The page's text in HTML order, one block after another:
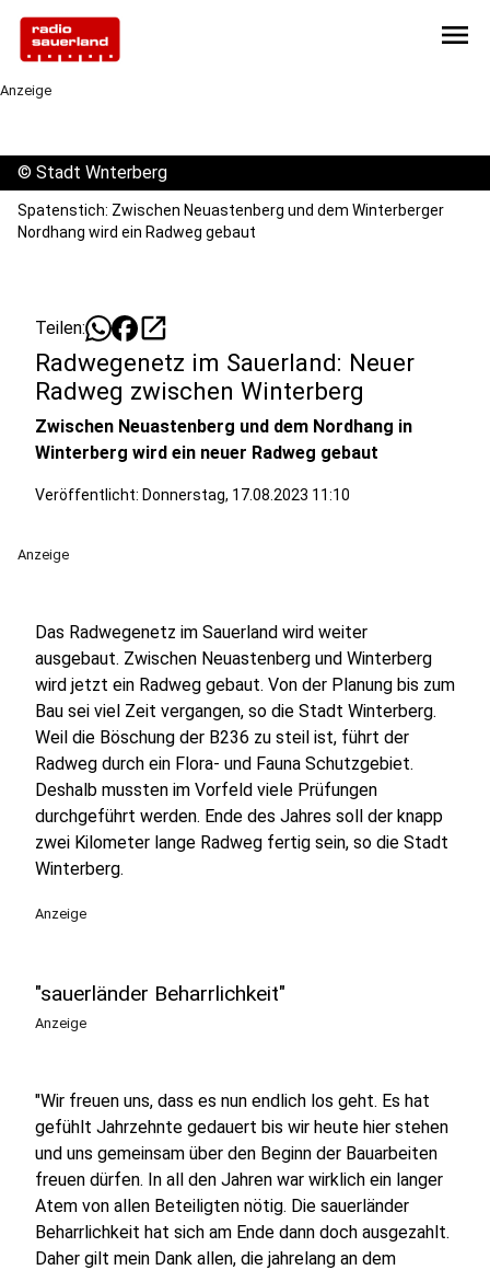
menu
Anzeige
© Stadt Wnterberg
Spatenstich: Zwischen Neuastenberg und dem Winterberger
Nordhang wird ein Radweg gebaut
Teilen: open_in_new
Radwegenetz im Sauerland: Neuer
Radweg zwischen Winterberg
Zwischen Neuastenberg und dem Nordhang in
Winterberg wird ein neuer Radweg gebaut
Veröffentlicht: Donnerstag, 17.08.2023 11:10
Anzeige
Das Radwegenetz im Sauerland wird weiter
ausgebaut. Zwischen Neuastenberg und Winterberg
wird jetzt ein Radweg gebaut. Von der Planung bis zum
Bau sei viel Zeit vergangen, so die Stadt Winterberg.
Weil die Böschung der B236 zu steil ist, führt der
Radweg durch ein Flora- und Fauna Schutzgebiet.
Deshalb mussten im Vorfeld viele Prüfungen
durchgeführt werden. Ende des Jahres soll der knapp
zwei Kilometer lange Radweg fertig sein, so die Stadt
Winterberg.
Anzeige
"sauerländer Beharrlichkeit"
Anzeige
"Wir freuen uns, dass es nun endlich los geht. Es hat
gefühlt Jahrzehnte gedauert bis wir heute hier stehen
und uns gemeinsam über den Beginn der Bauarbeiten
freuen dürfen. In all den Jahren war wirklich ein langer
Atem von allen Beteiligten nötig. Die sauerländer
Beharrlichkeit hat sich am Ende dann doch ausgezahlt.
Daher gilt mein Dank allen, die jahrelang an dem